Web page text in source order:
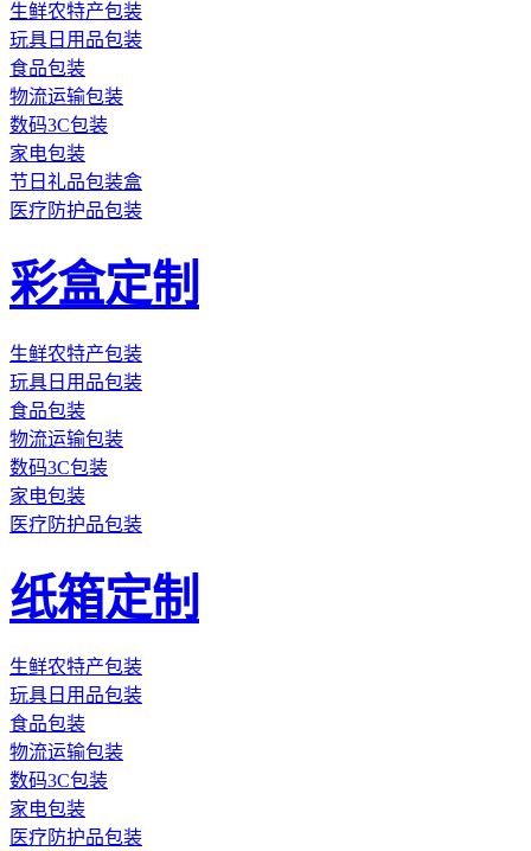
生鲜农特产包装
玩具日用品包装
食品包装
物流运输包装
数码3C包装
家电包装
节日礼品包装盒
医疗防护品包装
彩盒定制
生鲜农特产包装
玩具日用品包装
食品包装
物流运输包装
数码3C包装
家电包装
医疗防护品包装
纸箱定制
生鲜农特产包装
玩具日用品包装
食品包装
物流运输包装
数码3C包装
家电包装
医疗防护品包装